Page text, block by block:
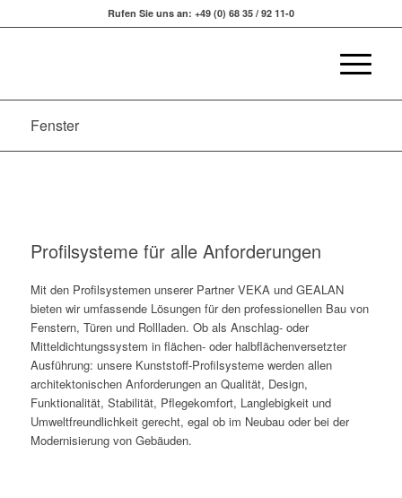
Rufen Sie uns an: +49 (0) 68 35 / 92 11-0
Fenster
Profilsysteme für alle Anforderungen
Mit den Profilsystemen unserer Partner VEKA und GEALAN
bieten wir umfassende Lösungen für den professionellen Bau von
Fenstern, Türen und Rollladen. Ob als Anschlag- oder
Mitteldichtungssystem in flächen- oder halbflächenversetzter
Ausführung: unsere Kunststoff-Profilsysteme werden allen
architektonischen Anforderungen an Qualität, Design,
Funktionalität, Stabilität, Pflegekomfort, Langlebigkeit und
Umweltfreundlichkeit gerecht, egal ob im Neubau oder bei der
Modernisierung von Gebäuden.